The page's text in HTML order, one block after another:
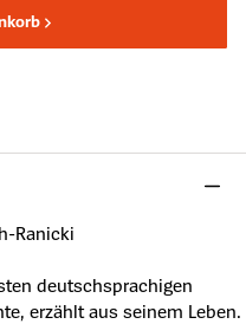
Ranicki
deutschsprachigen
erzählt aus seinem Leben.